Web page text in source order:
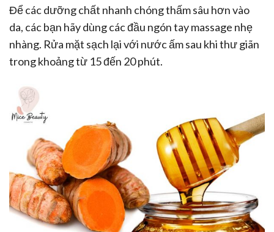
Để các dưỡng chất nhanh chóng thấm sâu hơn vào
da, các bạn hãy dùng các đầu ngón tay massage nhẹ
nhàng. Rửa mặt sạch lại với nước ấm sau khi thư giãn
trong khoảng từ 15 đến 20 phút.